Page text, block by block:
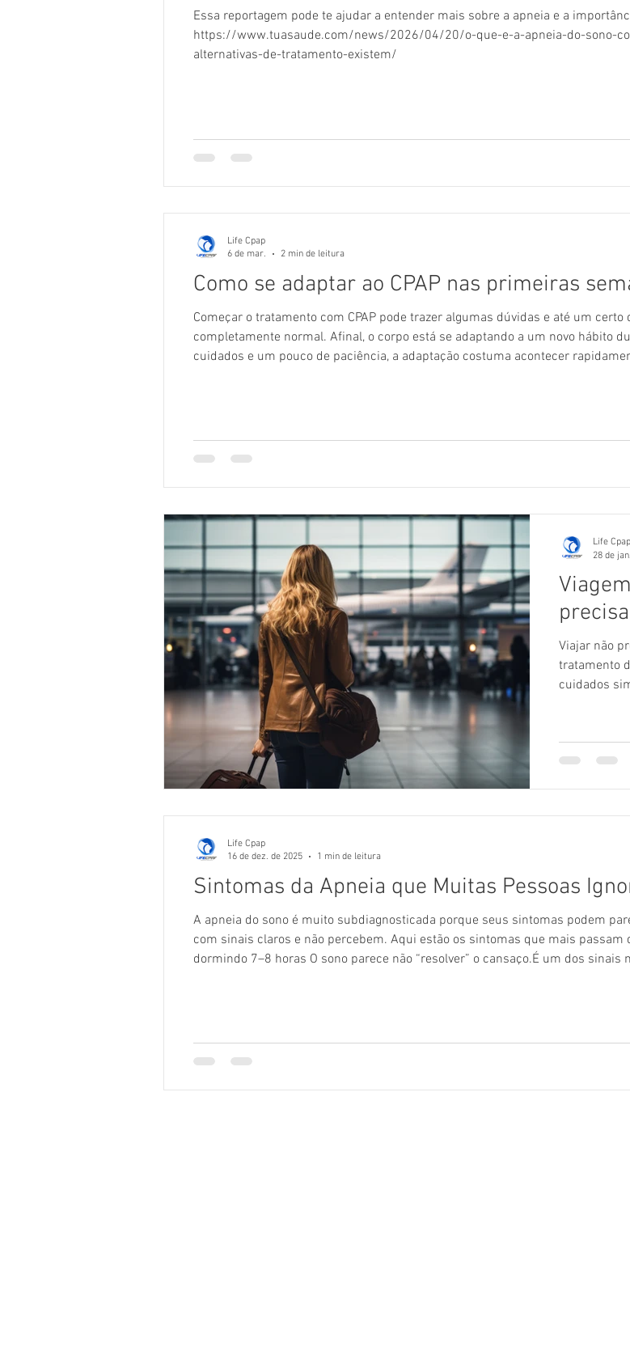
Essa reportagem pode te ajudar a entender mais sobre a apneia e a
https://www.tuasaude.com/news/2026/04/20/o-que-e-a-apneia-do-sono-
alternativas-de-tratamento-existem/
Como se adaptar ao CPAP nas primeiras
Começar o tratamento com CPAP pode trazer algumas dúvidas e até um
completamente normal. Afinal, o corpo está se adaptando a um novo hábito
cuidados e um pouco de paciência, a adaptação costuma acontecer
Life Cpap
6 de mar.
2 min de leitura
Viajar não
tratamento
cuidados
para viajar
CPAP? Sim!
Life Cpap
28 de jan.
Sintomas da Apneia que Muitas Pessoas
A apneia do sono é muito subdiagnosticada porque seus sintomas podem
com sinais claros e não percebem. Aqui estão os sintomas que mais
dormindo 7–8 horas O sono parece não “resolver” o cansaço.É um dos
Life Cpap
16 de dez. de 2025
1 min de leitura